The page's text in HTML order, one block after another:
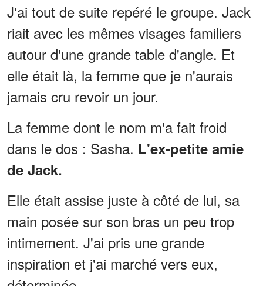
J'ai tout de suite repéré le groupe. Jack
riait avec les mêmes visages familiers
autour d'une grande table d'angle. Et
elle était là, la femme que je n'aurais
jamais cru revoir un jour.
La femme dont le nom m'a fait froid
dans le dos : Sasha. L'ex-petite amie
de Jack.
Elle était assise juste à côté de lui, sa
main posée sur son bras un peu trop
intimement. J'ai pris une grande
inspiration et j'ai marché vers eux,